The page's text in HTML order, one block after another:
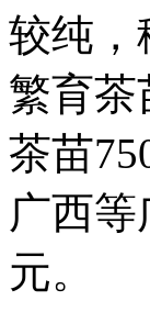
较纯，
繁育茶
茶苗
广西
元。